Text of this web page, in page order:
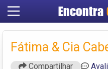
Encontra
Fátima & Cia
Compartilhar